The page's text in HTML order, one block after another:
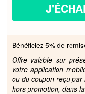
Bénéficiez 5% de
Offre valable sur
votre application
ou du coupon reçu par
hors promotion, dans